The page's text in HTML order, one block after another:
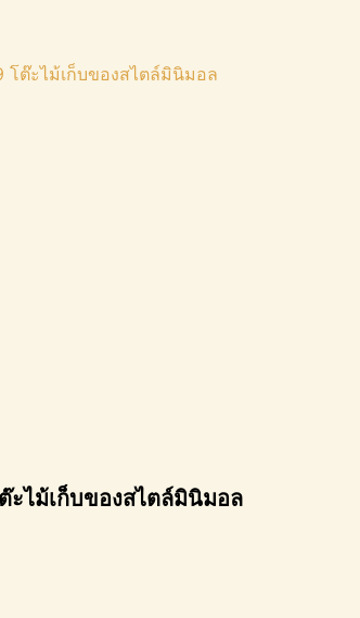
ะไม้เก็บของสไตล์มินิมอล